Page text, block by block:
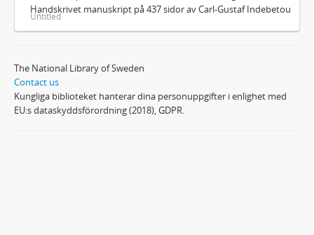
Handskrivet manuskript på 437 sidor av Carl-Gustaf Indebetou
Untitled
The National Library of Sweden
Contact us
Kungliga biblioteket hanterar dina personuppgifter i enlighet med
EU:s dataskyddsförordning (2018), GDPR.